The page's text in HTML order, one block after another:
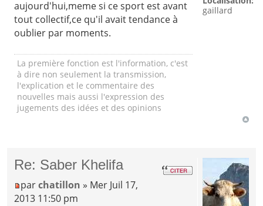
aujourd'hui,meme si ce sport est avant
tout collectif,ce qu'il avait tendance à
oublier par moments.
La première fonction est l'information, c'est
à dire non seulement la transmission,
l'explication et le commentaire des
nouvelles mais aussi l'expression des
jugements des idées et des opinions
gaillard
Re: Saber Khelifa
parchatillon » Mer Juil 17,
2013 11:50 pm